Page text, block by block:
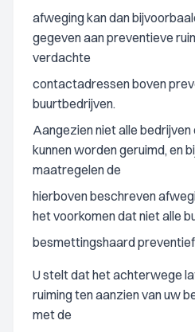
afweging kan dan
gegeven aan preventieve
verdachte
contactadressen boven
buurtbedrijven.
Aangezien niet alle
kunnen worden geruimd, en
maatregelen de
hierboven beschreven
het voorkomen dat niet alle
besmettingshaard
U stelt dat het achterwege
ruiming ten aanzien van uw
met de